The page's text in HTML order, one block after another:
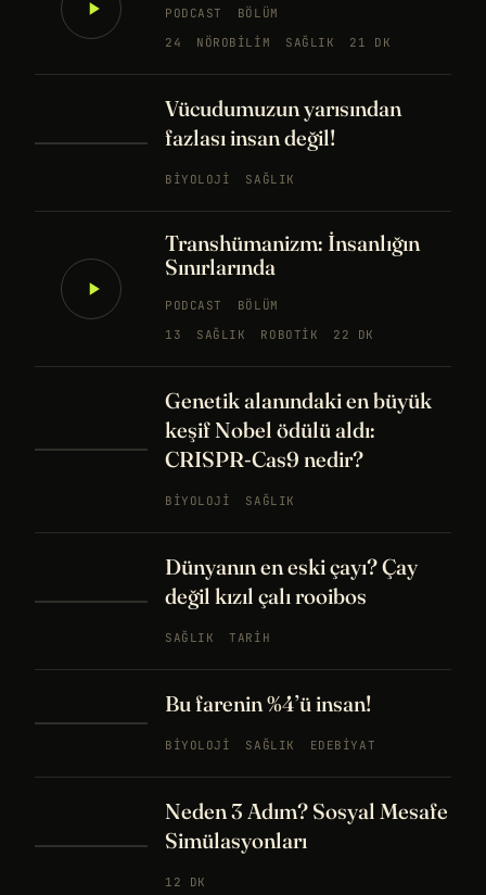
PODCAST
BÖLÜM
24
NÖROBILIM SAĞLIK 21 DK
Vücudumuzun yarısından
fazlası insan değil!
BIYOLOJI SAĞLIK
Transhümanizm: İnsanlığın
Sınırlarında
PODCAST
BÖLÜM
13
SAĞLIK ROBOTIK 22 DK
Genetik alanındaki en büyük
keşif Nobel ödülü aldı:
CRISPR-Cas9 nedir?
BIYOLOJI SAĞLIK
Dünyanın en eski çayı? Çay
değil kızıl çalı rooibos
SAĞLIK TARIH
Bu farenin %4’ü insan!
BIYOLOJI SAĞLIK EDEBIYAT
Neden 3 Adım? Sosyal Mesafe
Simülasyonları
12 DK